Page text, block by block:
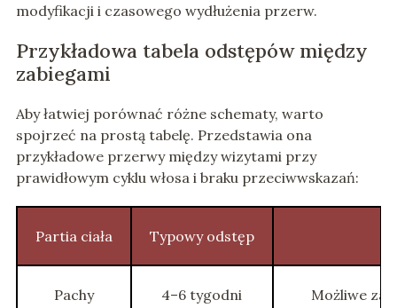
modyfikacji i czasowego wydłużenia przerw.
Przykładowa tabela odstępów między
zabiegami
Aby łatwiej porównać różne schematy, warto
spojrzeć na prostą tabelę. Przedstawia ona
przykładowe przerwy między wizytami przy
prawidłowym cyklu włosa i braku przeciwwskazań:
Partia ciała Typowy odstęp
Pachy 4–6 tygodni Możliwe